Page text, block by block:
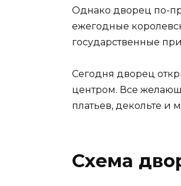
Однако дворец по-
ежегодные
государственные
Сегодня дворец
центром. Все
платьев, декольте и
Схема